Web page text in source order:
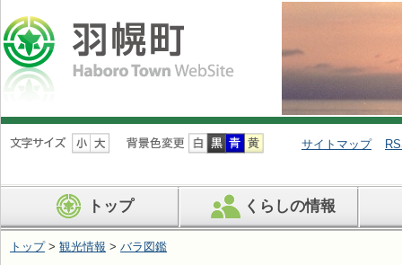
ナ
ビ
ン
を
サイトマップ
トップ くらしの情報
トップ> 観光情報 > バラ図鑑